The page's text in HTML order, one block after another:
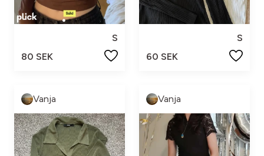
S
80 SEK
S
60 SEK
Vanja Vanja